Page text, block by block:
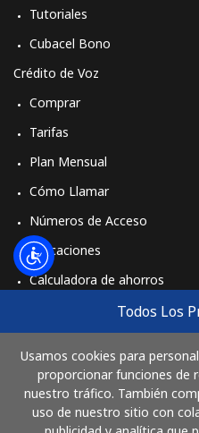
Todos Los
Usamos cookies para
proporcionar funciones de
nuestro tráfico. También
uso de nuestro sitio con
Tutoriales
Cubacel Bono
Crédito de Voz
Comprar
Tarifas
Plan Mensual
Cómo Llamar
Números de Acceso
Aplicaciones
Calculadora de ahorros
Cómo funciona